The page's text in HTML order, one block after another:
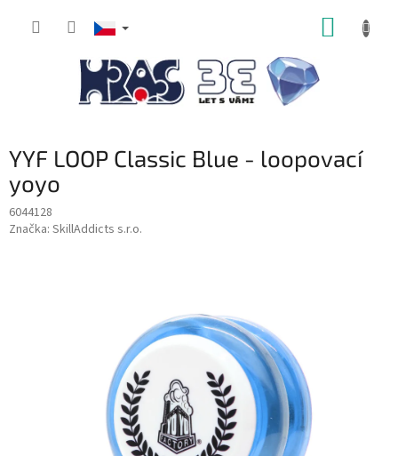
YYF LOOP Classic Blue - loopovací
yoyo
6044128
Značka: SkillAddicts s.r.o.